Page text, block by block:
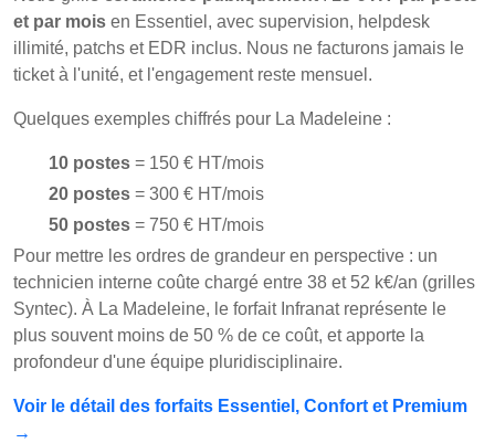
et par mois en Essentiel, avec supervision, helpdesk
illimité, patchs et EDR inclus. Nous ne facturons jamais le
ticket à l'unité, et l'engagement reste mensuel.
Quelques exemples chiffrés pour La Madeleine :
10 postes = 150 € HT/mois
20 postes = 300 € HT/mois
50 postes = 750 € HT/mois
Pour mettre les ordres de grandeur en perspective : un
technicien interne coûte chargé entre 38 et 52 k€/an (grilles
Syntec). À La Madeleine, le forfait Infranat représente le
plus souvent moins de 50 % de ce coût, et apporte la
profondeur d'une équipe pluridisciplinaire.
Voir le détail des forfaits Essentiel, Confort et Premium
→